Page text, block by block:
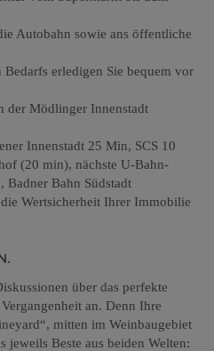
Autobahn sowie ans öffentliche
erledigen Sie bequem vor
der Mödlinger Innenstadt
Innenstadt 25 Min, SCS 10
(20 min), nächste U-Bahn-
Badner Bahn Südstadt
Wertsicherheit Ihrer Immobilie
über das perfekte
an. Denn Ihre
mitten im Weinbaugebiet
jeweils Beste aus beiden Welten: